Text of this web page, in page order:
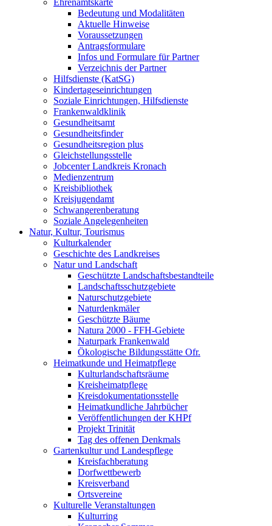
Ehrenamtskarte
Bedeutung und Modalitäten
Aktuelle Hinweise
Voraussetzungen
Antragsformulare
Infos und Formulare für Partner
Verzeichnis der Partner
Hilfsdienste (KatSG)
Kindertageseinrichtungen
Soziale Einrichtungen, Hilfsdienste
Frankenwaldklinik
Gesundheitsamt
Gesundheitsfinder
Gesundheitsregion plus
Gleichstellungsstelle
Jobcenter Landkreis Kronach
Medienzentrum
Kreisbibliothek
Kreisjugendamt
Schwangerenberatung
Soziale Angelegenheiten
Natur, Kultur, Tourismus
Kulturkalender
Geschichte des Landkreises
Natur und Landschaft
Geschützte Landschaftsbestandteile
Landschaftsschutzgebiete
Naturschutzgebiete
Naturdenkmäler
Geschützte Bäume
Natura 2000 - FFH-Gebiete
Naturpark Frankenwald
Ökologische Bildungsstätte Ofr.
Heimatkunde und Heimatpflege
Kulturlandschaftsräume
Kreisheimatpflege
Kreisdokumentationsstelle
Heimatkundliche Jahrbücher
Veröffentlichungen der KHPf
Projekt Trinität
Tag des offenen Denkmals
Gartenkultur und Landespflege
Kreisfachberatung
Dorfwettbewerb
Kreisverband
Ortsvereine
Kulturelle Veranstaltungen
Kulturring